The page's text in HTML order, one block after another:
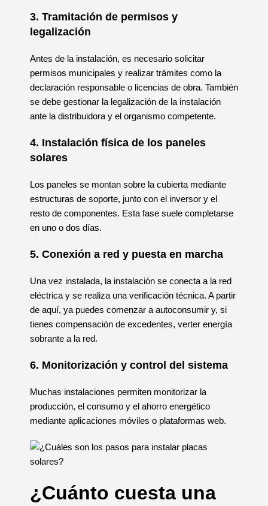
3. Tramitación de permisos y
legalización
Antes de la instalación, es necesario solicitar
permisos municipales y realizar trámites como la
declaración responsable o licencias de obra. También
se debe gestionar la legalización de la instalación
ante la distribuidora y el organismo competente.
4. Instalación física de los paneles
solares
Los paneles se montan sobre la cubierta mediante
estructuras de soporte, junto con el inversor y el
resto de componentes. Esta fase suele completarse
en uno o dos días.
5. Conexión a red y puesta en marcha
Una vez instalada, la instalación se conecta a la red
eléctrica y se realiza una verificación técnica. A partir
de aquí, ya puedes comenzar a autoconsumir y, si
tienes compensación de excedentes, verter energía
sobrante a la red.
6. Monitorización y control del sistema
Muchas instalaciones permiten monitorizar la
producción, el consumo y el ahorro energético
mediante aplicaciones móviles o plataformas web.
¿Cuánto cuesta una